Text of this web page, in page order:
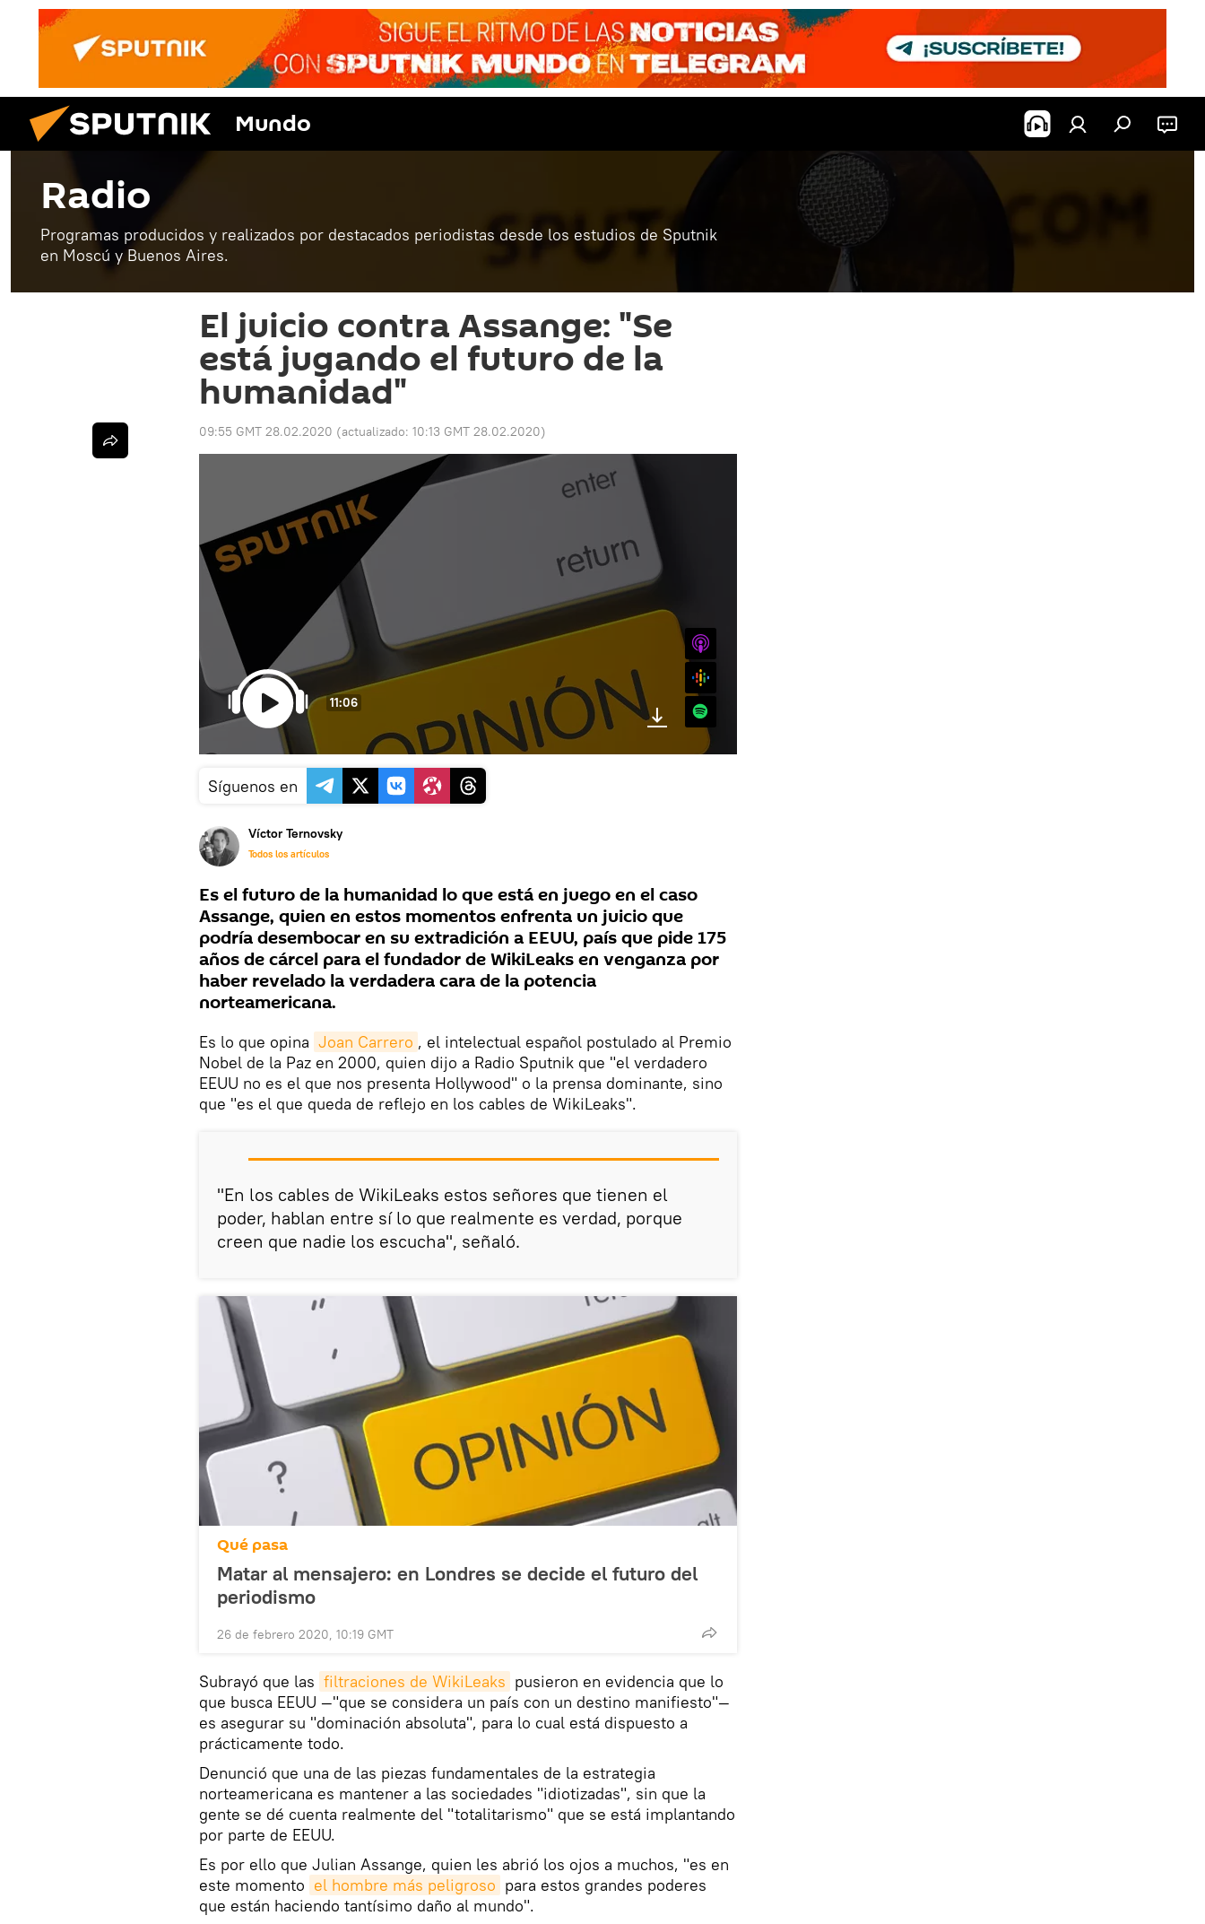
Mundo
Radio
Programas producidos y realizados por destacados periodistas desde los estudios de Sputnik
en Moscú y Buenos Aires.
El juicio contra Assange: "Se
está jugando el futuro de la
humanidad"
09:55 GMT 28.02.2020 (actualizado: 10:13 GMT 28.02.2020)
11:06
Google
Spotify
Síguenos en
Víctor Ternovsky
Todos los artículos
Es el futuro de la humanidad lo que está en juego en el caso
Assange, quien en estos momentos enfrenta un juicio que
podría desembocar en su extradición a EEUU, país que pide 175
años de cárcel para el fundador de WikiLeaks en venganza por
haber revelado la verdadera cara de la potencia
norteamericana.
Es lo que opina Joan Carrero , el intelectual español postulado al Premio
Nobel de la Paz en 2000, quien dijo a Radio Sputnik que "el verdadero
EEUU no es el que nos presenta Hollywood" o la prensa dominante, sino
que "es el que queda de reflejo en los cables de WikiLeaks".
"En los cables de WikiLeaks estos señores que tienen el
poder, hablan entre sí lo que realmente es verdad, porque
creen que nadie los escucha", señaló.
Qué pasa
Matar al mensajero: en Londres se decide el futuro del
periodismo
26 de febrero 2020, 10:19 GMT
Subrayó que las filtraciones de WikiLeaks pusieron en evidencia que lo
que busca EEUU —"que se considera un país con un destino manifiesto"—
es asegurar su "dominación absoluta", para lo cual está dispuesto a
prácticamente todo.
Denunció que una de las piezas fundamentales de la estrategia
norteamericana es mantener a las sociedades "idiotizadas", sin que la
gente se dé cuenta realmente del "totalitarismo" que se está implantando
por parte de EEUU.
Es por ello que Julian Assange, quien les abrió los ojos a muchos, "es en
este momento el hombre más peligroso para estos grandes poderes
que están haciendo tantísimo daño al mundo".